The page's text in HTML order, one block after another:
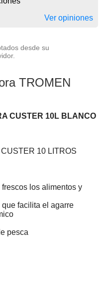
Ver opiniones
desde su
TROMEN
CUSTER 10L BLANCO
10 LITROS
los alimentos y
facilita el agarre
pesca